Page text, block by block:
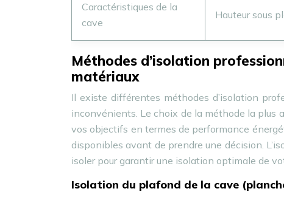
Caractéristiques de la
cave
Hauteur sous
Méthodes d’isolation
matériaux
Il existe différentes méthodes d’isolation
inconvénients. Le choix de la méthode la plus
vos objectifs en termes de performance
disponibles avant de prendre une décision.
isoler pour garantir une isolation optimale de
Isolation du plafond de la cave